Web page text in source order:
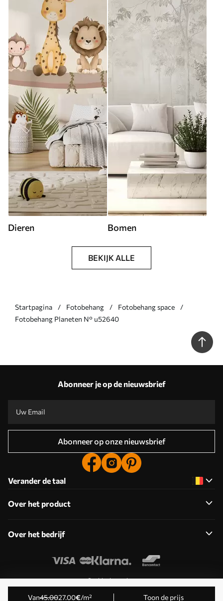
Van45.0027.00€/m² Toon de prijs
Dieren Bomen
BEKIJK ALLE
Startpagina Fotobehang
Fotobehang space
Fotobehang Planeten N° u52640
Abonneer je op de nieuwsbrief
Abonneer op onze nieuwsbrief
Verander de taal
Over het product
Over het bedrijf
Cookies bewerken
© 2011-2026 Uwalls . Alle rechten voorbehouden. Beheerd